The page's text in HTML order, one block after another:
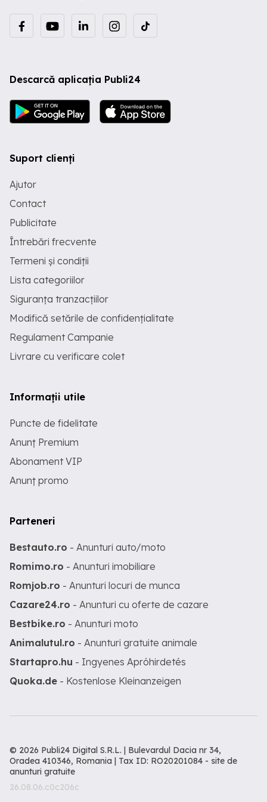
Descarcă aplicația Publi24
Suport clienți
Ajutor
Contact
Publicitate
Întrebări frecvente
Termeni și condiții
Lista categoriilor
Siguranța tranzacțiilor
Modifică setările de confidențialitate
Regulament Campanie
Livrare cu verificare colet
Informații utile
Puncte de fidelitate
Anunț Premium
Abonament VIP
Anunț promo
Parteneri
Bestauto.ro - Anunturi auto/moto
Romimo.ro - Anunturi imobiliare
Romjob.ro - Anunturi locuri de munca
Cazare24.ro - Anunturi cu oferte de cazare
Bestbike.ro - Anunturi moto
Animalutul.ro - Anunturi gratuite animale
Startapro.hu - Ingyenes Apróhirdetés
Quoka.de - Kostenlose Kleinanzeigen
© 2026 Publi24 Digital S.R.L. | Bulevardul Dacia nr 34,
Oradea 410346, Romania | Tax ID: RO20201084 - site de
anunturi gratuite
26.08.06.c0c206c